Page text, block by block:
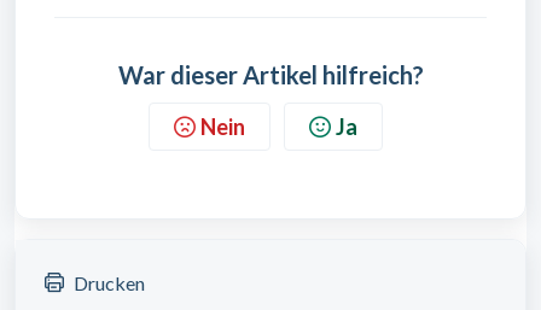
War dieser Artikel hilfreich?
Nein Ja
Drucken